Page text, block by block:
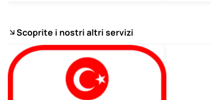
Scoprite i nostri altri servizi